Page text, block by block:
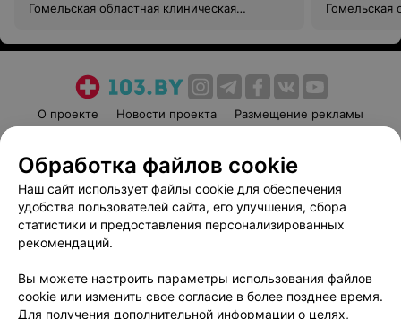
Гомельская областная клиническая
Гомельская
О проекте Новости проекта
Размещение рекламы
Пользовательское соглашение
Способы оплаты
Вакансии
Партнеры
Написать руководителю 103.by
Обработка персональных данных
Обработка файлов cookie
Наш сайт использует файлы cookie для обеспечения
удобства пользователей сайта, его улучшения, сбора
статистики и предоставления персонализированных
рекомендаций.
Вы можете настроить параметры использования файлов
cookie или изменить свое согласие в более позднее время.
Для получения дополнительной информации о целях,